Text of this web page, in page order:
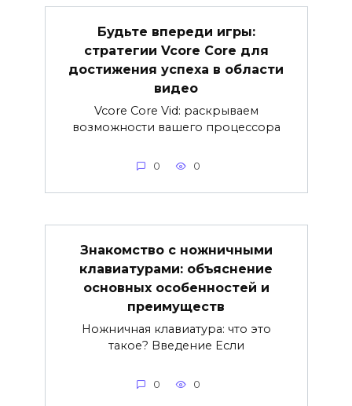
Будьте впереди игры:
стратегии Vcore Core для
достижения успеха в области
видео
Vcore Core Vid: раскрываем
возможности вашего процессора
0 0
Знакомство с ножничными
клавиатурами: объяснение
основных особенностей и
преимуществ
Ножничная клавиатура: что это
такое? Введение Если
0 0